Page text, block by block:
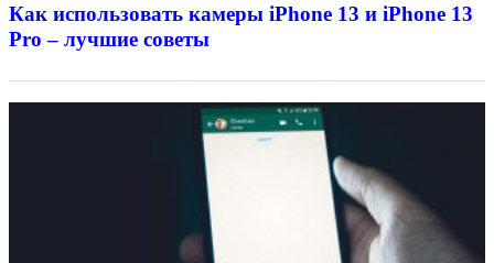
Как использовать камеры iPhone 13 и iPhone 13
Pro – лучшие советы